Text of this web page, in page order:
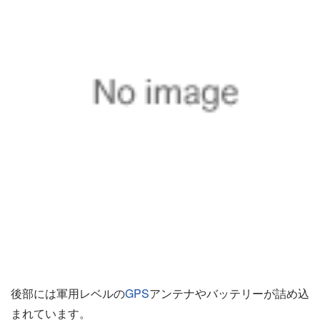
後部には軍用レベルのGPSアンテナやバッテリーが詰め込
まれています。